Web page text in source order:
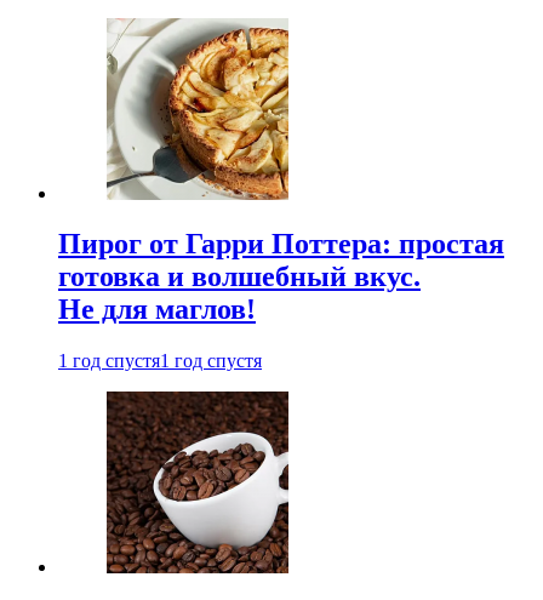
Пирог от Гарри Поттера: простая
готовка и волшебный вкус.
Не для маглов!
1 год спустя1 год спустя